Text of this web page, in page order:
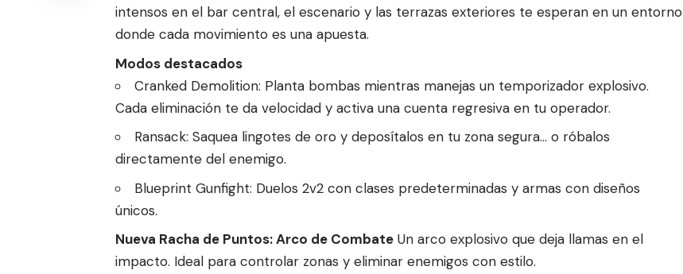
intensos en el bar central, el escenario y las terrazas exteriores te esperan en un entorno
donde cada movimiento es una apuesta.
Modos destacados
Cranked Demolition: Planta bombas mientras manejas un temporizador explosivo.
Cada eliminación te da velocidad y activa una cuenta regresiva en tu operador.
Ransack: Saquea lingotes de oro y deposítalos en tu zona segura… o róbalos
directamente del enemigo.
Blueprint Gunfight: Duelos 2v2 con clases predeterminadas y armas con diseños
únicos.
Nueva Racha de Puntos: Arco de Combate Un arco explosivo que deja llamas en el
impacto. Ideal para controlar zonas y eliminar enemigos con estilo.